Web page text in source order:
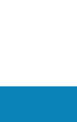
Term SOFR
¿Qué es la
¿Qué es la
Euribor -
ESTER -
Calculadora